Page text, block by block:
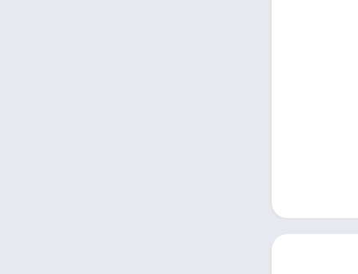
فن وتصميم